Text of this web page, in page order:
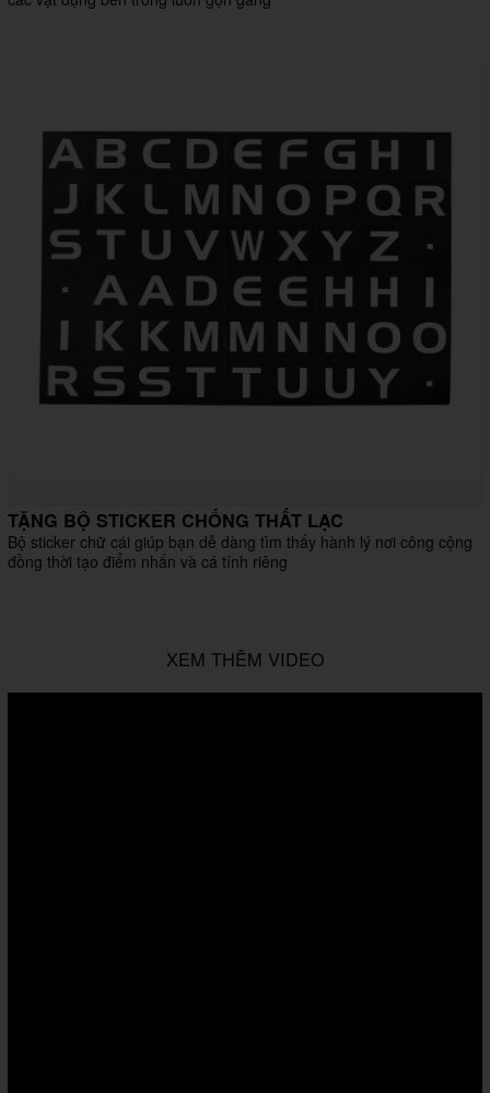
TẶNG BỘ STICKER CHỐNG THẤT LẠC
Bộ sticker chữ cái giúp bạn dễ dàng tìm thấy hành lý nơi công cộng
đồng thời tạo điểm nhấn và cá tính riêng
XEM THÊM VIDEO